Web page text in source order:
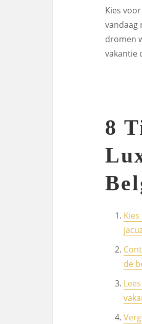
Kies
vandaag
dromen
vakantie
8
de